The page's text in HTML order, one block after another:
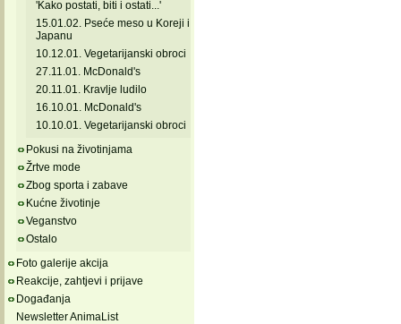
'Kako postati, biti i ostati...'
15.01.02. Pseće meso u Koreji i
Japanu
10.12.01. Vegetarijanski obroci
27.11.01. McDonald's
20.11.01. Kravlje ludilo
16.10.01. McDonald's
10.10.01. Vegetarijanski obroci
Pokusi na životinjama
Žrtve mode
Zbog sporta i zabave
Kućne životinje
Veganstvo
Ostalo
Foto galerije akcija
Reakcije, zahtjevi i prijave
Događanja
Newsletter AnimaList